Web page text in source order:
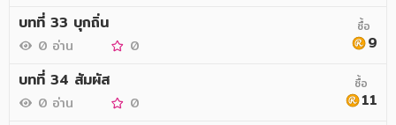
บทที่ 33 บุกถิ่น
0 อ่าน 0
ซื้อ
9
บทที่ 34 สัมผัส
0 อ่าน 0
ซื้อ
11